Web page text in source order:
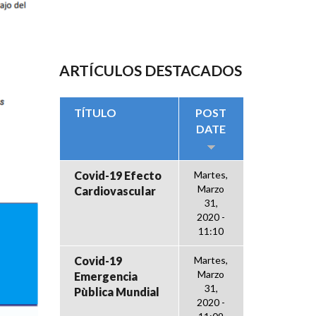
ARTÍCULOS DESTACADOS
TÍTULO
POST
DATE
Covid-19 Efecto
Cardiovascular
Martes,
Marzo
31,
2020 -
11:10
Covid-19
Emergencia
Pùblica Mundial
Martes,
Marzo
31,
2020 -